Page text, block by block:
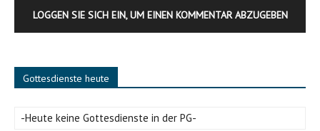
LOGGEN SIE SICH EIN, UM EINEN KOMMENTAR ABZUGEBEN
Gottesdienste heute
-Heute keine Gottesdienste in der PG-